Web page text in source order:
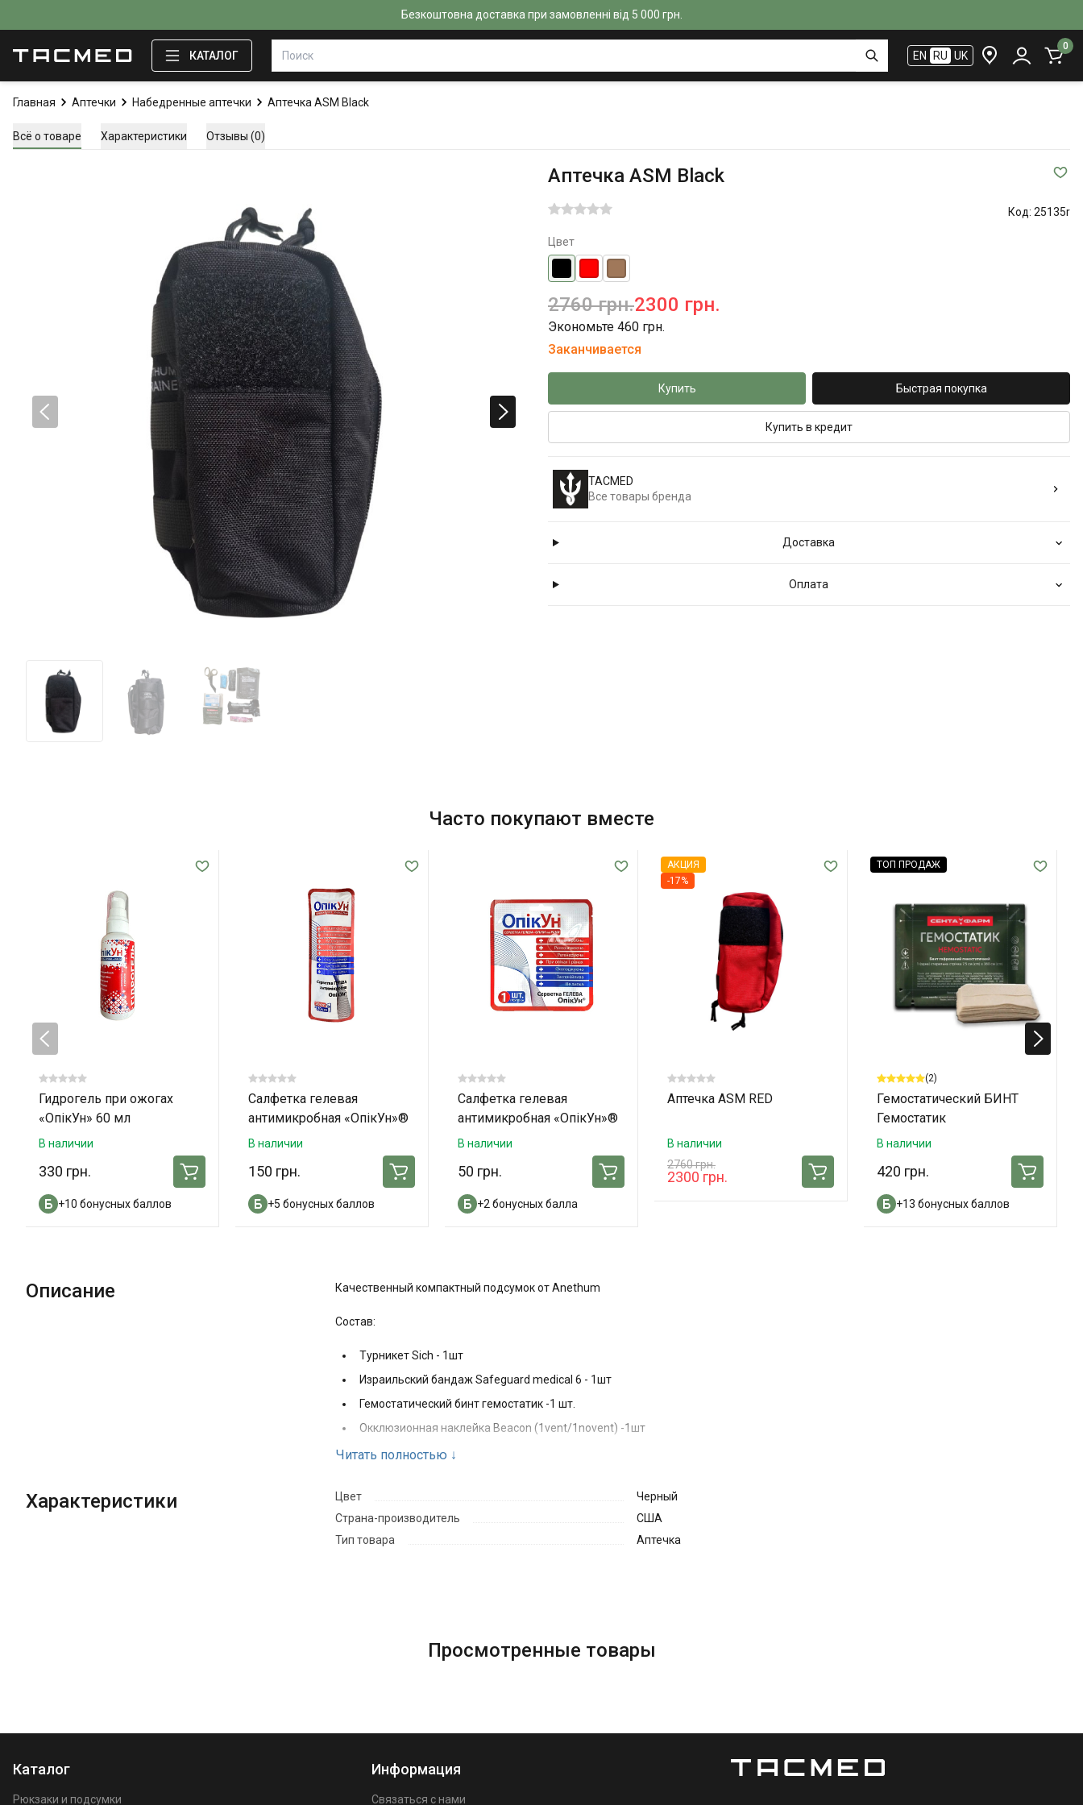
Безкоштовна доставка при замовленні від 5 000 грн.
КАТАЛОГ EN RU UK
0
Главная Аптечки Набедренные аптечки Аптечка ASM Black
Всё о товаре Характеристики Отзывы (0)
Аптечка ASM Black
Код: 25135r
Цвет
2760 грн.2300 грн.
Экономьте 460 грн.
Заканчивается
Купить Быстрая покупка
Купить в кредит
TACMED
Все товары бренда
Доставка
Оплата
Часто покупают вместе
Гидрогель при ожогах
«ОпікУн» 60 мл
В наличии
330 грн.
+10 бонусных баллов
Салфетка гелевая
антимикробная «ОпікУн»®
(20х20 см)
В наличии
150 грн.
+5 бонусных баллов
Салфетка гелевая
антимикробная «ОпікУн»®
(10х10 см)
В наличии
50 грн.
+2 бонусных балла
АКЦИЯ
-17%
Аптечка ASM RED
В наличии
2760 грн.
2300 грн.
ТОП ПРОДАЖ
(2)
Гемостатический БИНТ
Гемостатик
В наличии
420 грн.
+13 бонусных баллов
Описание Качественный компактный подсумок от Anethum
Состав:
Турникет Sich - 1шт
Израильский бандаж Safeguard medical 6 - 1шт
Гемостатический бинт гемостатик -1 шт.
Окклюзионная наклейка Beacon (1vent/1novent) -1шт
Термоодеяло-1шт
Нитриловые перчатки - 1шт
Читать полностью ↓
Характеристики Цвет
Чeрный
Страна-производитель
США
Тип товара
Аптечка
Просмотренные товары
Каталог
Рюкзаки и подсумки
Информация
Связаться с нами